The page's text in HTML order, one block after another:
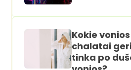
Kokie vonios
chalatai
tinka po